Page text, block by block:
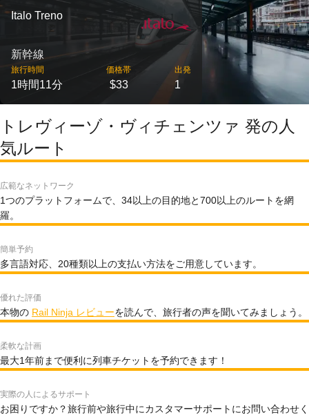
Italo Treno
新幹線
旅行時間
1時間11分
価格帯
$33
出発
1
トレヴィーゾ・ヴィチェンツァ 発の人
気ルート
広範なネットワーク
1つのプラットフォームで、34以上の目的地と700以上のルートを網
羅。
簡単予約
多言語対応、20種類以上の支払い方法をご用意しています。
優れた評価
本物の Rail Ninja レビューを読んで、旅行者の声を聞いてみましょう。
柔軟な計画
最大1年前まで便利に列車チケットを予約できます！
実際の人によるサポート
お困りですか？旅行前や旅行中にカスタマーサポートにお問い合わせく